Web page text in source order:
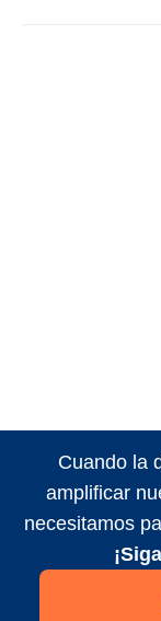
Cuando la
amplificar
necesitamos